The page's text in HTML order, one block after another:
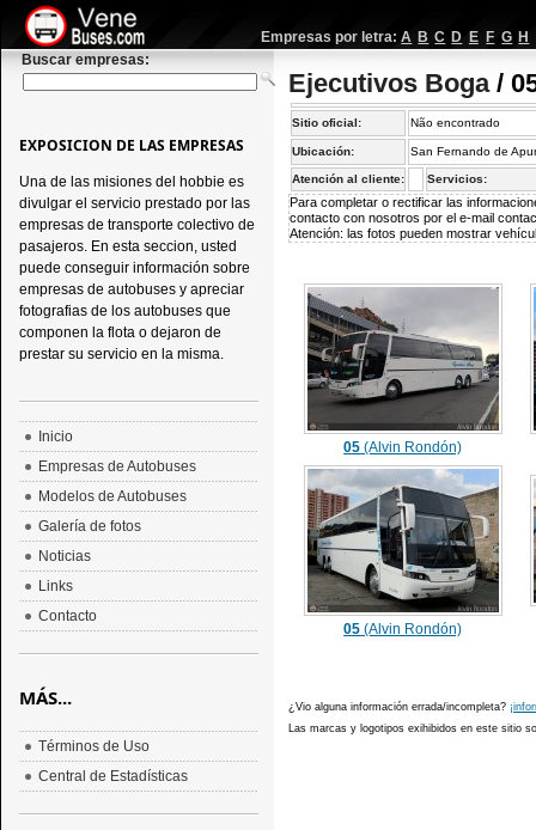
Empresas por letra: A B C D E F G H
Buscar empresas:
Ejecutivos Boga/
Sitio oficial: Não encontrado
Ubicación: San Fernando de
Atención al cliente: Servicios:
Para completar o rectificar las
contacto con nosotros por el e-mail
Atención: las fotos pueden mostrar
05 (Alvin Rondón)
05 (Alvin Rondón)
¿Vio alguna información errada/incompleta?
Las marcas y logotipos exihibidos en este sitio
EXPOSICION DE LAS EMPRESAS
Una de las misiones del hobbie es
divulgar el servicio prestado por las
empresas de transporte colectivo de
pasajeros. En esta seccion, usted
puede conseguir información sobre
empresas de autobuses y apreciar
fotografias de los autobuses que
componen la flota o dejaron de
prestar su servicio en la misma.
Inicio
Empresas de Autobuses
Modelos de Autobuses
Galería de fotos
Noticias
Links
Contacto
MÁS...
Términos de Uso
Central de Estadísticas